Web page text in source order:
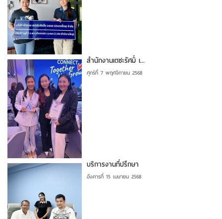
สำนักงานเตชะรัศมิ์ เ...
ศุกร์ที่ 7 พฤศจิกายน 2568
บริการงานที่ปรึกษา
อังคารที่ 15 เมษายน 2568